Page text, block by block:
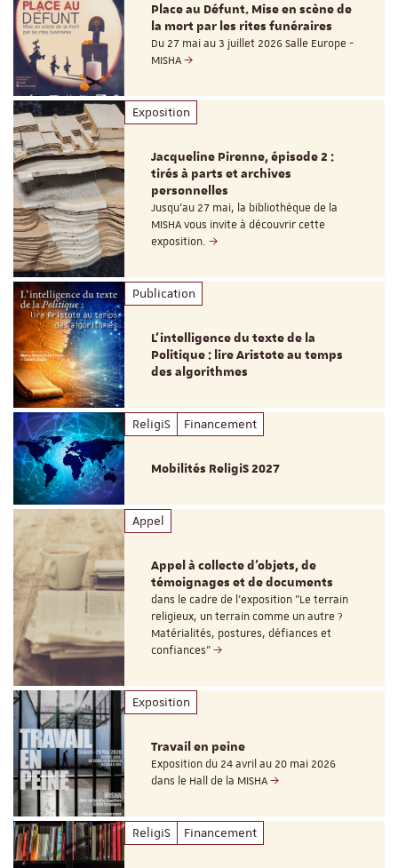
Place au Défunt. Mise en scène de
la mort par les rites funéraires
Du 27 mai au 3 juillet 2026 Salle Europe -
MISHA
Exposition
Jacqueline Pirenne, épisode 2 :
tirés à parts et archives
personnelles
Jusqu’au 27 mai, la bibliothèque de la
MISHA vous invite à découvrir cette
exposition.
Publication
L’intelligence du texte de la
Politique : lire Aristote au temps
des algorithmes
ReligiS Financement
Mobilités ReligiS 2027
Appel
Appel à collecte d'objets, de
témoignages et de documents
dans le cadre de l'exposition "Le terrain
religieux, un terrain comme un autre ?
Matérialités, postures, défiances et
confiances"
Exposition
Travail en peine
Exposition du 24 avril au 20 mai 2026
dans le Hall de la MISHA
ReligiS Financement